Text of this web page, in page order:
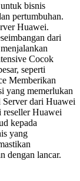
bisnis
pertumbuhan.
Huawei.
dari
Cocok
seperti
Memberikan
yang memerlukan
dari Huawei
reseller Huawei
kepada
yang
dengan lancar.